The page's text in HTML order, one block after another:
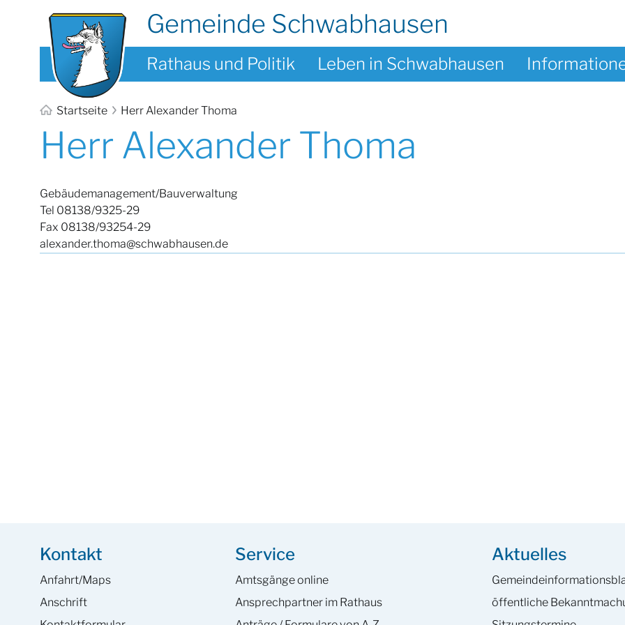
Gemeinde Schwabhausen
Rathaus und Politik Leben in Schwabhausen
Startseite Herr Alexander Thoma
Herr Alexander Thoma
Gebäudemanagement/Bauverwaltung
Tel 08138/9325-29
Fax 08138/93254-29
alexander.thoma@schwabhausen.de
Kontakt
Anfahrt/Maps
Anschrift
Service
Amtsgänge online
Ansprech­partner im Rathaus
Aktuelles
öffentliche